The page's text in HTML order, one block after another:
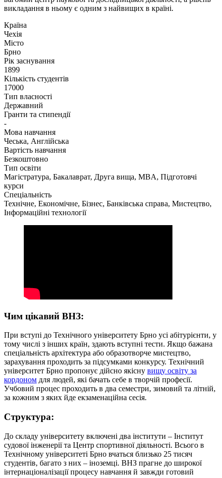
викладання в ньому є одним з найвищих в країні.
Країна
Чехія
Місто
Брно
Рік заснування
1899
Кількість студентів
17000
Тип власності
Державний
Гранти та стипендії
-
Мова навчання
Чеська, Англійська
Вартість навчання
Безкоштовно
Тип освіти
Магістратура, Бакалаврат, Друга вища, MBA, Підготовчі
курси
Спеціальність
Технічне, Економічне, Бізнес, Банківська справа, Мистецтво,
Інформаційні технології
Чим цікавий ВНЗ:
При вступі до Технічного університету Брно усі абітурієнти, у
тому числі з інших країн, здають вступні тести. Якщо бажана
спеціальність архітектура або образотворче мистецтво,
зарахування проходить за підсумками конкурсу. Технічний
університет Брно пропонує дійсно якісну вищу освіту за
кордоном для людей, які бачать себе в творчій професії.
Учбовий процес проходить в два семестри, зимовий та літній,
за кожним з яких йде екзаменаційна сесія.
Структура:
До складу університету включені два інститути – Інститут
судової інженерії та Центр спортивної діяльності. Всього в
Технічному університеті Брно вчаться близько 25 тисяч
студентів, багато з них – іноземці. ВНЗ прагне до широкої
інтернаціоналізації процесу навчання й завжди готовий